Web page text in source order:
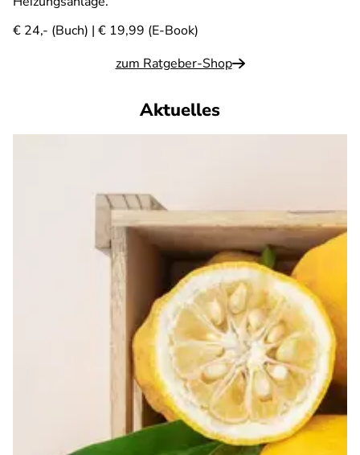
€ 24,- (Buch) | € 19,99 (E-Book)
zum Ratgeber-Shop
Aktuelles